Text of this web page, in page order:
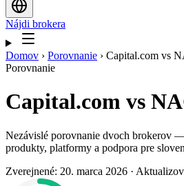
Nájdi brokera
Domov › Porovnanie › Capital.com vs
Porovnanie
Capital.com vs
Nezávislé porovnanie dvoch brokerov
produkty, platformy a podpora pre
Zverejnené: 20. marca 2026 ·